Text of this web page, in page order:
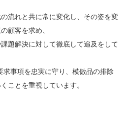
流れと共に常に変化し、その姿を変
顧客を求め、
題解決に対して徹底して追及をして
求事項を忠実に守り、模倣品の排除
ことを重視しています。